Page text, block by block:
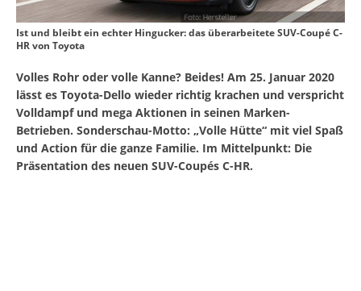
Ist und bleibt ein echter Hingucker: das überarbeitete SUV-Coupé C-
HR von Toyota
Volles Rohr oder volle Kanne? Beides! Am 25. Januar 2020
lässt es Toyota-Dello wieder richtig krachen und verspricht
Volldampf und mega Aktionen in seinen Marken-
Betrieben. Sonderschau-Motto: „Volle Hütte“ mit viel Spaß
und Action für die ganze Familie. Im Mittelpunkt: Die
Präsentation des neuen SUV-Coupés C-HR.